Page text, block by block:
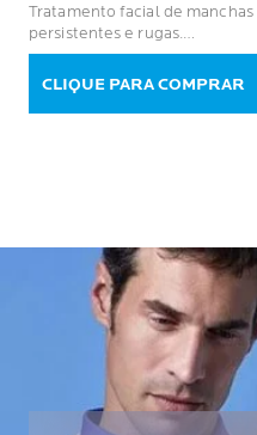
Tratamento facial de manchas
persistentes e rugas.
Resultados visíveis em 1
semana.
CLIQUE PARA COMPRAR